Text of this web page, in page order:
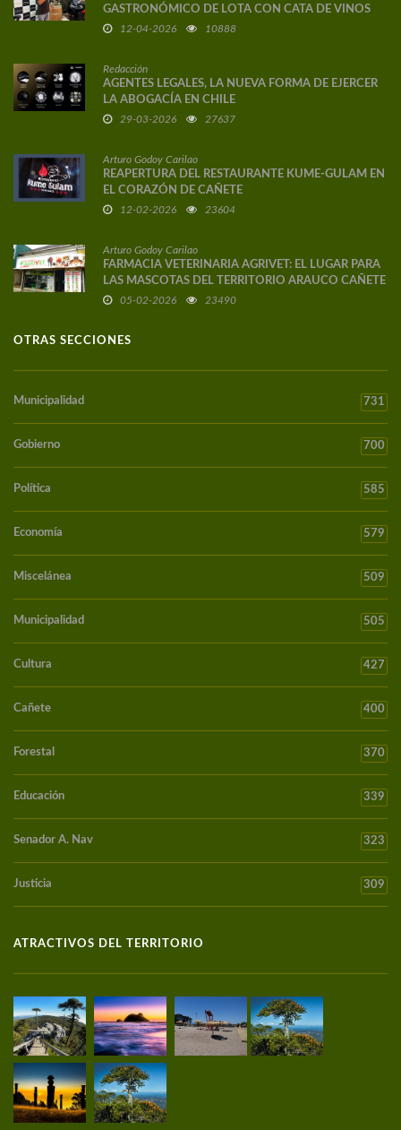
GASTRONÓMICO DE LOTA CON CATA DE VINOS
DE AUTOR
12-04-2026 10888
Redacción
AGENTES LEGALES, LA NUEVA FORMA DE EJERCER
LA ABOGACÍA EN CHILE
29-03-2026 27637
Arturo Godoy Carilao
REAPERTURA DEL RESTAURANTE KUME-GULAM EN
EL CORAZÓN DE CAÑETE
12-02-2026 23604
Arturo Godoy Carilao
FARMACIA VETERINARIA AGRIVET: EL LUGAR PARA
LAS MASCOTAS DEL TERRITORIO ARAUCO CAÑETE
05-02-2026 23490
OTRAS SECCIONES
Municipalidad 731
Gobierno 700
Política 585
Economía 579
Miscelánea 509
Municipalidad 505
Cultura 427
Cañete 400
Forestal 370
Educación 339
Senador A. Nav 323
Justicia 309
ATRACTIVOS DEL TERRITORIO